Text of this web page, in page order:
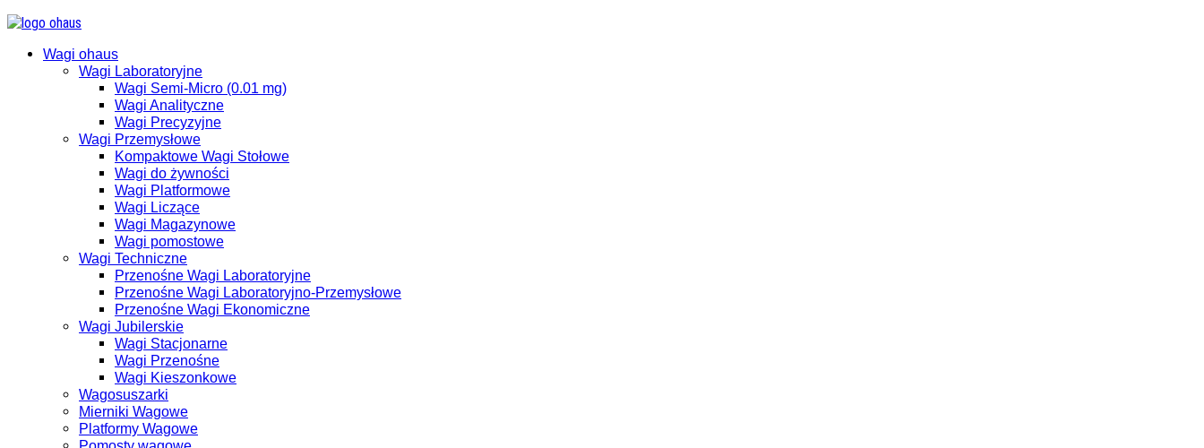
Wagi ohaus
Wagi Laboratoryjne
Wagi Semi-Micro (0.01 mg)
Wagi Analityczne
Wagi Precyzyjne
Wagi Przemysłowe
Kompaktowe Wagi Stołowe
Wagi do żywności
Wagi Platformowe
Wagi Liczące
Wagi Magazynowe
Wagi pomostowe
Wagi Techniczne
Przenośne Wagi Laboratoryjne
Przenośne Wagi Laboratoryjno-Przemysłowe
Przenośne Wagi Ekonomiczne
Wagi Jubilerskie
Wagi Stacjonarne
Wagi Przenośne
Wagi Kieszonkowe
Wagosuszarki
Mierniki Wagowe
Platformy Wagowe